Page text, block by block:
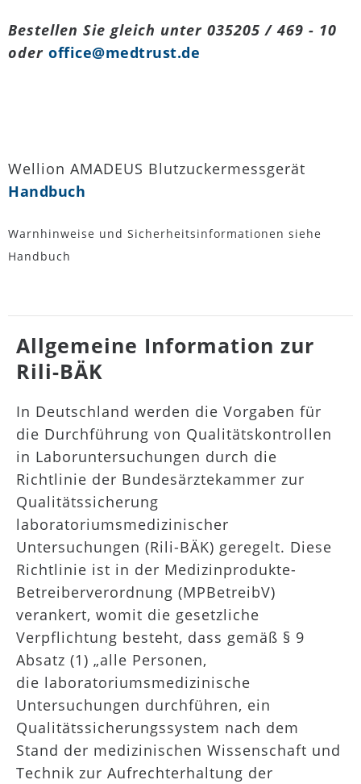
Bestellen Sie gleich unter 035205 / 469 - 10
oder office@medtrust.de
Wellion AMADEUS Blutzuckermessgerät
Handbuch
Warnhinweise und Sicherheitsinformationen siehe
Handbuch
Allgemeine Information zur
Rili-BÄK
In Deutschland werden die Vorgaben für
die Durchführung von Qualitätskontrollen
in Laboruntersuchungen durch die
Richtlinie der Bundesärztekammer zur
Qualitätssicherung
laboratoriumsmedizinischer
Untersuchungen (Rili-BÄK) geregelt. Diese
Richtlinie ist in der Medizinprodukte-
Betreiberverordnung (MPBetreibV)
verankert, womit die gesetzliche
Verpflichtung besteht, dass gemäß § 9
Absatz (1) „alle Personen,
die laboratoriumsmedizinische
Untersuchungen durchführen, ein
Qualitätssicherungssystem nach dem
Stand der medizinischen Wissenschaft und
Technik zur Aufrechterhaltung der